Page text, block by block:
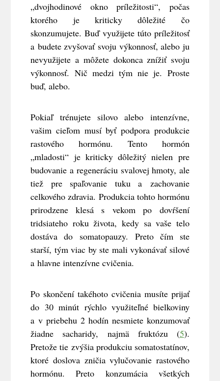
„dvojhodinové okno príležitosti“, počas
ktorého je kriticky dôležité čo
skonzumujete. Buď využijete túto príležitosť
a budete zvyšovať svoju výkonnosť, alebo ju
nevyužijete a môžete dokonca znížiť svoju
výkonnosť. Nič medzi tým nie je. Proste
buď, alebo.
Pokiaľ trénujete silovo alebo intenzívne,
vašim cieľom musí byť podpora produkcie
rastového hormónu. Tento hormón
„mladosti“ je kriticky dôležitý nielen pre
budovanie a regeneráciu svalovej hmoty, ale
tiež pre spaľovanie tuku a zachovanie
celkového zdravia. Produkcia tohto hormónu
prirodzene klesá s vekom po dovŕšení
tridsiateho roku života, kedy sa vaše telo
dostáva do somatopauzy. Preto čím ste
starší, tým viac by ste mali vykonávať silové
a hlavne intenzívne cvičenia.
Po skončení takéhoto cvičenia musíte prijať
do 30 minút rýchlo využiteľné bielkoviny
a v priebehu 2 hodín nesmiete konzumovať
žiadne sacharidy, najmä fruktózu (5).
Pretože tie zvýšia produkciu somatostatínov,
ktoré doslova zničia vylučovanie rastového
hormónu. Preto konzumácia všetkých